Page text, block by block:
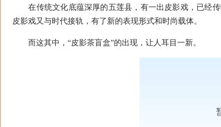
在传统文化底蕴深厚的五莲县，有一出皮影戏，已经传
皮影戏又与时代接轨，有了新的表现形式和时尚载体。
而这其中，“皮影茶盲盒”的出现，让人耳目一新。